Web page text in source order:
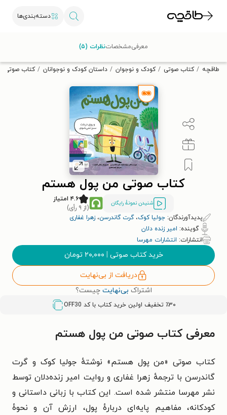
دسته‌بندی‌ها
تخفیف از طاقچه دریافت کن.
طاقچه کتاب صوتی کودک و نوجوان داستان کودک و نوجوانان کتاب صوتی
کتاب صوتی من پول هستم
شنیدن نمونۀ رایگان
۴.۶ امتیاز
(از ۹ رأی)
پدیدآورندگان: جولیا کوک،گرت گاندرسن، زهرا غفاری
گوینده: امیر زنده دلان
انتشارات: انتشارات مهرسا
خرید کتاب صوتی | ۲۰,۰۰۰ تومان
دریافت از بی‌نهایت
اشتراک بی‌نهایت چیست؟
٪۳۰ تخفیف اولین خرید کتاب با کد OFF30
معرفیمشخصاتنظرات (۵)
معرفی کتاب صوتی من پول هستم
کتاب صوتی «من پول هستم» نوشتهٔ جولیا کوک و گرت
گاندرسن با ترجمهٔ زهرا غفاری و روایت امیر زنده‌دلان توسط
نشر مهرسا منتشر شده است. این کتاب با زبانی داستانی و
کودکانه، مفاهیم پایه‌ای دربارهٔ پول، ارزش آن و نحوهٔ